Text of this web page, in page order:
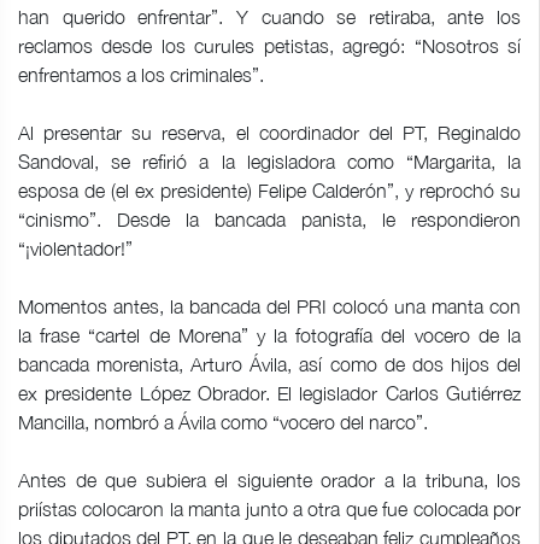
han querido enfrentar”. Y cuando se retiraba, ante los
reclamos desde los curules petistas, agregó: “Nosotros sí
enfrentamos a los criminales”.
Al presentar su reserva, el coordinador del PT, Reginaldo
Sandoval, se refirió a la legisladora como “Margarita, la
esposa de (el ex presidente) Felipe Calderón”, y reprochó su
“cinismo”. Desde la bancada panista, le respondieron
“¡violentador!”
Momentos antes, la bancada del PRI colocó una manta con
la frase “cartel de Morena” y la fotografía del vocero de la
bancada morenista, Arturo Ávila, así como de dos hijos del
ex presidente López Obrador. El legislador Carlos Gutiérrez
Mancilla, nombró a Ávila como “vocero del narco”.
Antes de que subiera el siguiente orador a la tribuna, los
priístas colocaron la manta junto a otra que fue colocada por
los diputados del PT, en la que le deseaban feliz cumpleaños